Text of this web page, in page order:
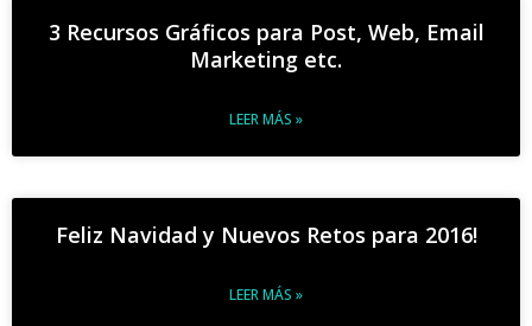
3 Recursos Gráficos para Post, Web, Email
Marketing etc.
LEER MÁS »
Feliz Navidad y Nuevos Retos para 2016!
LEER MÁS »